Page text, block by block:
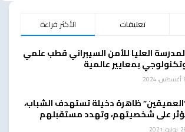
الأكثر قراءة تعليقات
العليا للأمن السيبراني قطب علمي
بمعايير عالمية
ظاهرة دخيلة تستهدف الشباب،
على شخصيتهم، وتهدد مستقبلهم
2021